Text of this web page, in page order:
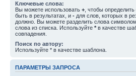
Ключевые слова:
Вы можете использовать + , чтобы
быть в результатах, и - для слов, которых в
должно. Вы можете разделить слова символом
слова из списка. Используйте * в качестве
совпадения.
Поиск по автору:
Используйте * в качестве шаблона.
ПАРАМЕТРЫ ЗАПРОСА